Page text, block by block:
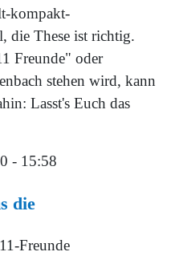
kompakt-
die These ist richtig.
Freunde" oder
stehen wird, kann
Lasst's Euch das
- 15:58
die
Freunde